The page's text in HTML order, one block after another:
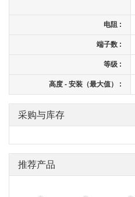
电阻 :
端子数 :
等级 :
高度 - 安装（最大值） :
采购与库存
推荐产品